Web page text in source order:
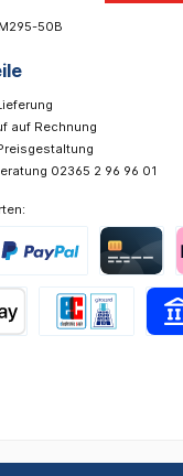
50B
auf Rechnung
02365 2 96 96 01